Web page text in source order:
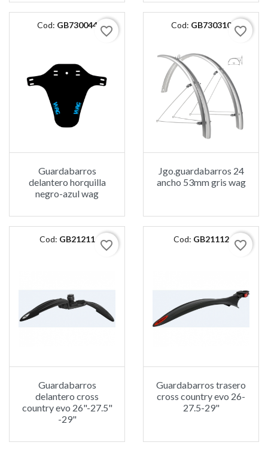
Cod: GB730044 favorite_border
Guardabarros
delantero horquilla
negro-azul wag
Cod: GB730310 favorite_border
Jgo.guardabarros 24
ancho 53mm gris wag
Cod: GB21211 favorite_border
Guardabarros
delantero cross
country evo 26"-27.5"
-29"
Cod: GB21112 favorite_border
Guardabarros trasero
cross country evo 26-
27.5-29"